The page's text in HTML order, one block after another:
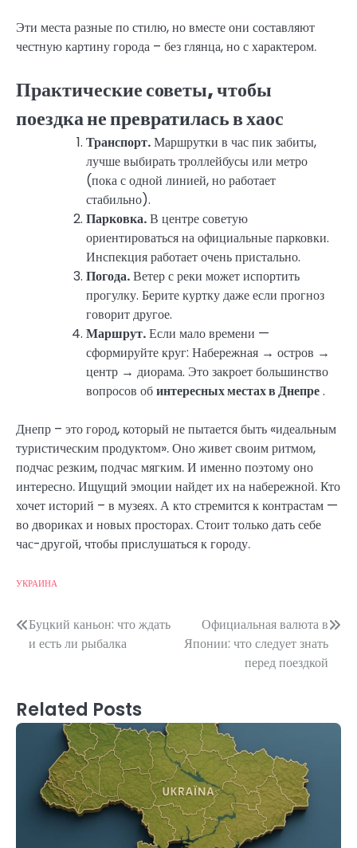
Эти места разные по стилю, но вместе они составляют
честную картину города – без глянца, но с характером.
Практические советы, чтобы
поездка не превратилась в хаос
Транспорт.Маршрутки в час пик забиты,
лучше выбирать троллейбусы или метро
(пока с одной линией, но работает
стабильно).
Парковка.В центре советую
ориентироваться на официальные парковки.
Инспекция работает очень пристально.
Погода.Ветер с реки может испортить
прогулку. Берите куртку даже если прогноз
говорит другое.
Маршрут.Если мало времени —
сформируйте круг: Набережная → остров →
центр → диорама. Это закроет большинство
вопросов обинтересных местах в Днепре.
Днепр – это город, который не пытается быть «идеальным
туристическим продуктом». Оно живет своим ритмом,
подчас резким, подчас мягким. И именно поэтому оно
интересно. Ищущий эмоции найдет их на набережной. Кто
хочет историй – в музеях. А кто стремится к контрастам —
во двориках и новых просторах. Стоит только дать себе
час-другой, чтобы прислушаться к городу.
УКРАИНА
Post
navigation
Буцкий каньон: что ждать
и есть ли рыбалка
Официальная валюта в
Японии: что следует знать
перед поездкой
Related Posts